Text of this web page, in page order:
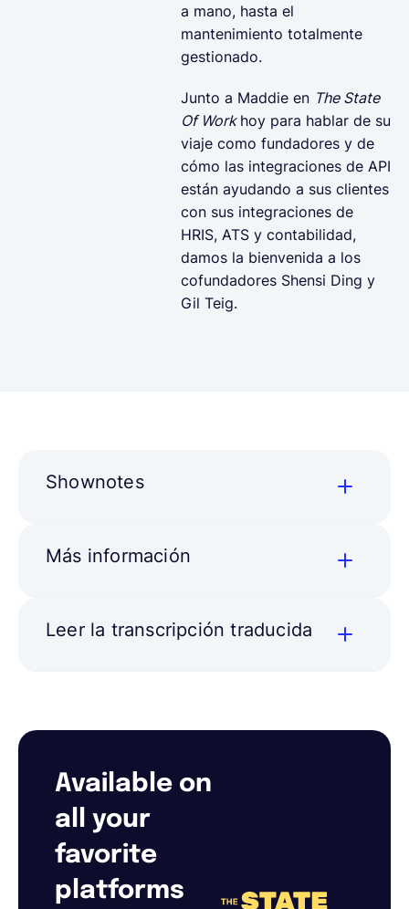
a mano, hasta el
mantenimiento totalmente
gestionado.
Junto a Maddie en The State
Of Work hoy para hablar de su
viaje como fundadores y de
cómo las integraciones de API
están ayudando a sus clientes
con sus integraciones de
HRIS, ATS y contabilidad,
damos la bienvenida a los
cofundadores Shensi Ding y
Gil Teig.
Shownotes
Más información
Leer la transcripción traducida
Available on
all your
favorite
platforms